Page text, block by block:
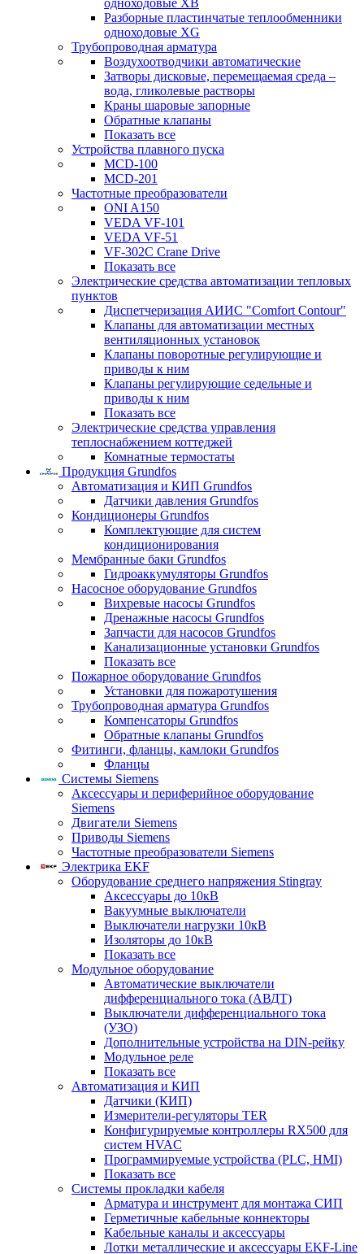
одноходовые ХВ
Разборные пластинчатые теплообменники
одноходовые ХG
Трубопроводная арматура
Воздухоотводчики автоматические
Затворы дисковые, перемещаемая среда –
вода, гликолевые растворы
Краны шаровые запорные
Обратные клапаны
Показать все
Устройства плавного пуска
MCD-100
MCD-201
Частотные преобразователи
ONI A150
VEDA VF-101
VEDA VF-51
VF-302C Crane Drive
Показать все
Электрические средства автоматизации тепловых
пунктов
Диспетчеризация АИИС "Comfort Contour"
Клапаны для автоматизации местных
вентиляционных установок
Клапаны поворотные регулирующие и
приводы к ним
Клапаны регулирующие седельные и
приводы к ним
Показать все
Электрические средства управления
теплоснабжением коттеджей
Комнатные термостаты
Продукция Grundfos
Автоматизация и КИП Grundfos
Датчики давления Grundfos
Кондиционеры Grundfos
Комплектующие для систем
кондиционирования
Мембранные баки Grundfos
Гидроаккумуляторы Grundfos
Насосное оборудование Grundfos
Вихревые насосы Grundfos
Дренажные насосы Grundfos
Запчасти для насосов Grundfos
Канализационные установки Grundfos
Показать все
Пожарное оборудование Grundfos
Установки для пожаротушения
Трубопроводная арматура Grundfos
Компенсаторы Grundfos
Обратные клапаны Grundfos
Фитинги, фланцы, камлоки Grundfos
Фланцы
Системы Siemens
Аксессуары и периферийное оборудование
Siemens
Двигатели Siemens
Приводы Siemens
Частотные преобразователи Siemens
Электрика EKF
Оборудование среднего напряжения Stingray
Аксессуары до 10кВ
Вакуумные выключатели
Выключатели нагрузки 10кВ
Изоляторы до 10кВ
Показать все
Модульное оборудование
Автоматические выключатели
дифференциального тока (АВДТ)
Выключатели дифференциального тока
(УЗО)
Дополнительные устройства на DIN-рейку
Модульное реле
Показать все
Автоматизация и КИП
Датчики (КИП)
Измерители-регуляторы TER
Конфигурируемые контроллеры RX500 для
систем HVAC
Программируемые устройства (PLC, HMI)
Показать все
Системы прокладки кабеля
Арматура и инструмент для монтажа СИП
Герметичные кабельные коннекторы
Кабельные каналы и аксессуары
Лотки металлические и аксессуары EKF-Line